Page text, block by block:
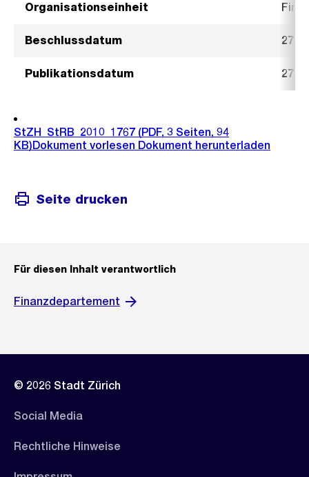
Organisationseinheit
Beschlussdatum 27.
Publikationsdatum 27.
StZH_StRB_2010_1767 (PDF, 3 Seiten, 94
KB)Dokument vorlesen Dokument herunterladen
Seite drucken
Für diesen Inhalt verantwortlich
Finanzdepartement
© 2026 Stadt Zürich
Social Media
Rechtliche Hinweise